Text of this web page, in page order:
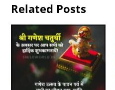
Related Posts